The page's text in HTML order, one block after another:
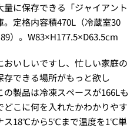
に保存できる「ジャイアント
定格内容積470L（冷蔵室30
）。W83×H177.5×D63.5cm
いしいですし、忙しい家庭の
できる場所がもっと欲し
製品は冷凍スペースが166Lも
こに何を入れたかわかりやす
ス18℃から5℃まで温度を1℃単